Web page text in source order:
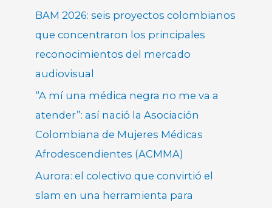
BAM 2026: seis proyectos colombianos
que concentraron los principales
reconocimientos del mercado
audiovisual
“A mí una médica negra no me va a
atender”: así nació la Asociación
Colombiana de Mujeres Médicas
Afrodescendientes (ACMMA)
Aurora: el colectivo que convirtió el
slam en una herramienta para